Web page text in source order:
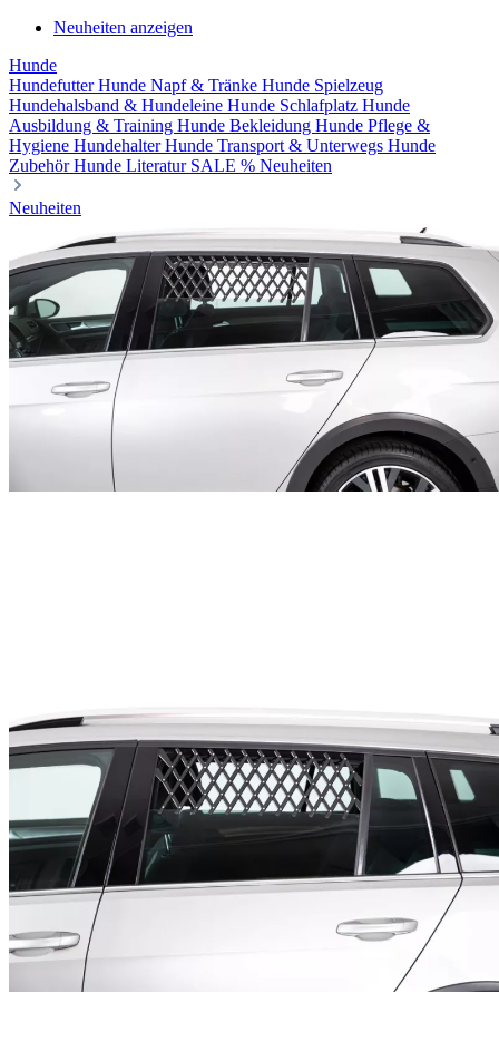
Neuheiten anzeigen
Hunde
HundefutterHunde Napf & Tränke Hunde Spielzeug
Hundehalsband & Hundeleine Hunde Schlafplatz Hunde
Ausbildung & Training Hunde Bekleidung Hunde Pflege &
Hygiene HundehalterHunde Transport & Unterwegs Hunde
ZubehörHunde Literatur SALE % Neuheiten
Neuheiten